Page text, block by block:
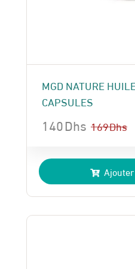
MGD NATURE
CAPSULES
169Dhs
prix
initial
était :
169 Dhs.
140Dhs
prix
actuel
est :
140 Dhs.